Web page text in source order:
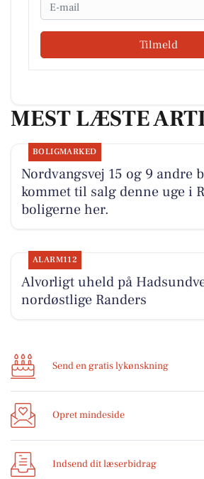
Tilmeld
MEST LÆSTE
BOLIGMARKED
Nordvangsvej 15 og 9 andre
kommet til salg denne uge i
boligerne her.
ALARM112
Alvorligt uheld på
nordøstlige Randers
Send en gratis lykønskning
Opret mindeside
Indsend dit læserbidrag